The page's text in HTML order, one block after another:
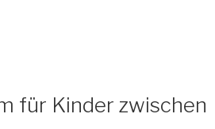
für Kinder zwischen